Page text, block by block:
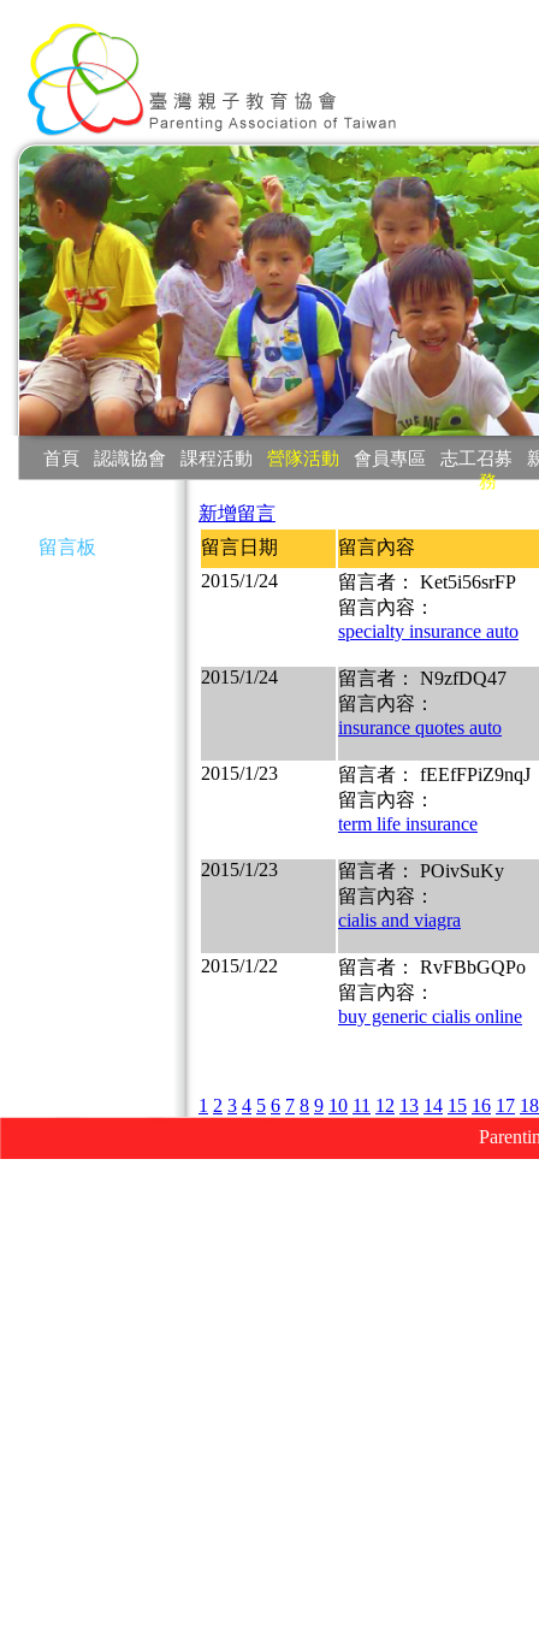
首頁 認識協會 課程活動 營隊活動 會員專區 志工召募
務
留言板
新增留言
留言日期
留言內容
2015/1/24
留言者： Ket5i56srFP
留言內容：
specialty insurance auto
2015/1/24
留言者： N9zfDQ47
留言內容：
insurance quotes auto
2015/1/23
留言者： fEEfFPiZ9nqJ
留言內容：
term life insurance
2015/1/23
留言者： POivSuKy
留言內容：
cialis and viagra
2015/1/22
留言者： RvFBbGQPo
留言內容：
buy generic cialis online
1 2 3 4 5 6 7 8 9 10 11 12 13 14 15 16 17 18